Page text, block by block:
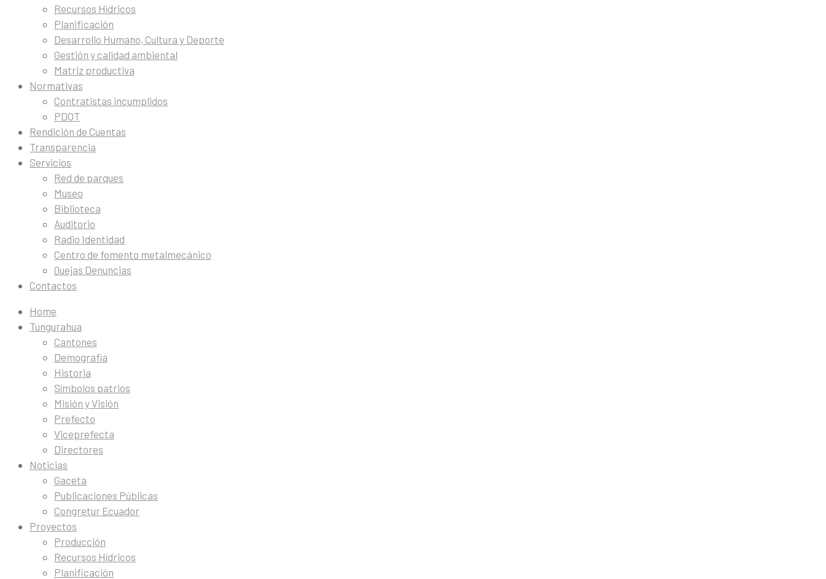
Recursos Hídricos
Planificación
Desarrollo Humano, Cultura y Deporte
Gestión y calidad ambiental
Matriz productiva
Normativas
Contratistas incumplidos
PDOT
Rendición de Cuentas
Transparencia
Servicios
Red de parques
Museo
Biblioteca
Auditorio
Radio Identidad
Centro de fomento metalmecánico
Quejas Denuncias
Contactos
Home
Tungurahua
Cantones
Demografía
Historia
Símbolos patrios
Misión y Visión
Prefecto
Viceprefecta
Directores
Noticias
Gaceta
Publicaciones Públicas
Congretur Ecuador
Proyectos
Producción
Recursos Hídricos
Planificación